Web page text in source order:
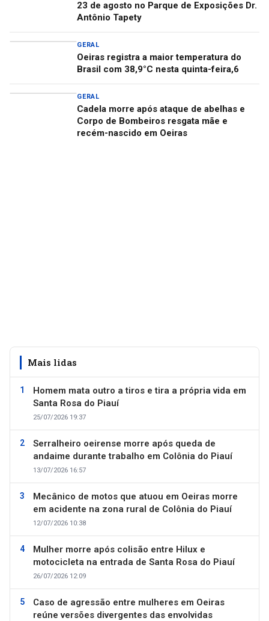
23 de agosto no Parque de Exposições Dr.
Antônio Tapety
GERAL
Oeiras registra a maior temperatura do
Brasil com 38,9°C nesta quinta-feira,6
GERAL
Cadela morre após ataque de abelhas e
Corpo de Bombeiros resgata mãe e
recém-nascido em Oeiras
Mais lidas
Homem mata outro a tiros e tira a própria vida em
Santa Rosa do Piauí
25/07/2026 19:37
Serralheiro oeirense morre após queda de
andaime durante trabalho em Colônia do Piauí
13/07/2026 16:57
Mecânico de motos que atuou em Oeiras morre
em acidente na zona rural de Colônia do Piauí
12/07/2026 10:38
Mulher morre após colisão entre Hilux e
motocicleta na entrada de Santa Rosa do Piauí
26/07/2026 12:09
Caso de agressão entre mulheres em Oeiras
reúne versões divergentes das envolvidas